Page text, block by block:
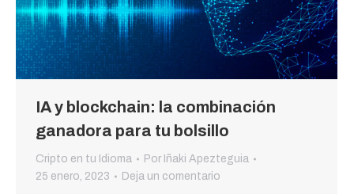
IA y blockchain: la combinación
ganadora para tu bolsillo
Cripto en tu Idioma Por Iñaki Apezteguia
25 enero, 2023
Deja un comentario